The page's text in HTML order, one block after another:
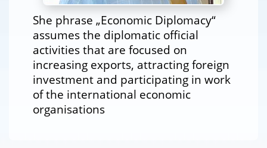
She phrase „Economic Diplomacy“
assumes the diplomatic official
activities that are focused on
increasing exports, attracting foreign
investment and participating in work
of the international economic
organisations